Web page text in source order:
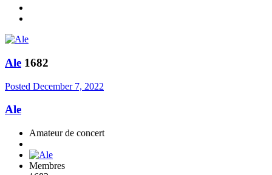
Ale 1682
Posted December 7, 2022
Ale
Amateur de concert
Membres